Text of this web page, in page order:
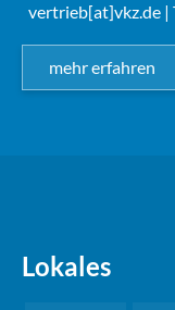
vertrieb[at]vkz.de |
mehr erfahren
Lokales